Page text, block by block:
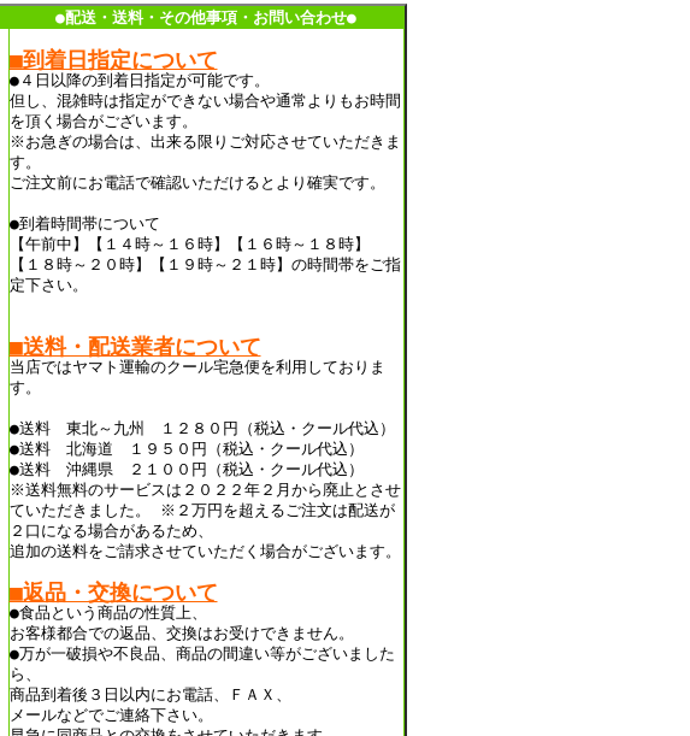
●配送・送料・その他事項・お問い合わせ●
■到着日指定について
●４日以降の到着日指定が可能です。
但し、混雑時は指定ができない場合や通常よりもお時間
を頂く場合がございます。
※お急ぎの場合は、出来る限りご対応させていただきま
す。
ご注文前にお電話で確認いただけるとより確実です。
●到着時間帯について
【午前中】【１４時～１６時】【１６時～１８時】
【１８時～２０時】【１９時～２１時】の時間帯をご指
定下さい。
■送料・配送業者について
当店ではヤマト運輸のクール宅急便を利用しておりま
す。
●送料 東北～九州 １２８０円（税込・クール代込）
●送料 北海道 １９５０円（税込・クール代込）
●送料 沖縄県 ２１００円（税込・クール代込）
※送料無料のサービスは２０２２年２月から廃止とさせ
ていただきました。 ※２万円を超えるご注文は配送が
２口になる場合があるため、
追加の送料をご請求させていただく場合がございます。
■返品・交換について
●食品という商品の性質上、
お客様都合での返品、交換はお受けできません。
●万が一破損や不良品、商品の間違い等がございました
ら、
商品到着後３日以内にお電話、ＦＡＸ、
メールなどでご連絡下さい。